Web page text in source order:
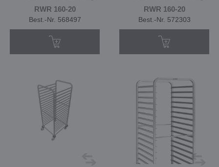
RWR 160-20
Best.-Nr. 568497
RWR 160-20
Best.-Nr. 572303